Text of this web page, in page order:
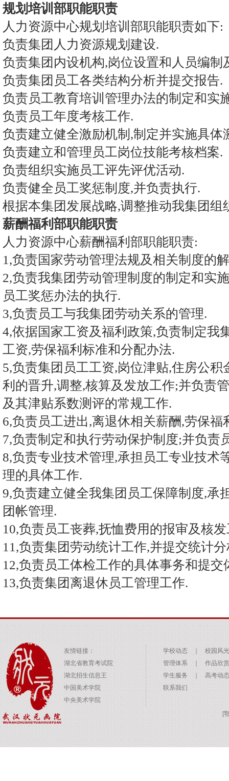
规划培训部职能职责
人力资源中心规划培训部职能职责如下:
负责集团人力资源规划建设.
负责集团内设机构,岗位设置和人员编制
负责集团员工各类结构分析并提交报告.
负责员工教育培训管理办法的制定和实
负责员工年度考核工作.
负责建立健全激励机制,制定并实施具体
负责建立和管理员工岗位技能考核档案.
负责组织实施员工评先评优活动.
负责健全员工奖惩制度,并负责执行.
根据本集团发展战略,调整推动我集团组
薪酬福利部职能职责
人力资源中心薪酬福利部职能职责:
1,负责国家劳动管理法规及相关制度的
2,负责我集团劳动管理制度的制定和实
员工奖惩办法的执行.
3,负责员工与我集团劳动关系的管理.
4,依据国家工资及福利政策,负责制定我
工资,劳保福利标准和分配办法.
5,负责集团员工工资,岗位津贴,住房公
利的晋升,调整,核算及发放工作;并负责
及其津贴系数测评的常规工作.
6,负责员工进出,离退休相关薪酬,劳保福
7,负责制定和执行劳动保护制度;并负责
8,负责专业技术管理,承担员工专业技术
理的具体工作.
9,负责建立健全我集团员工保障制度,承
团帐管理.
10,负责员工丧葬,抚恤费用的报审及核
11,负责集团劳动统计工作,并提交统计
12,负责员工体检工作的具体事务和提交
13,负责集团离退休员工管理工作.
友情链接：
湖北省教育考试院
湖北招生信息王
中国美术学院
中央美术学院
学校动态 ｜
校园风光
管理体系
｜ 作品欣赏
学生服务
｜ 高考动态
联系我们
[